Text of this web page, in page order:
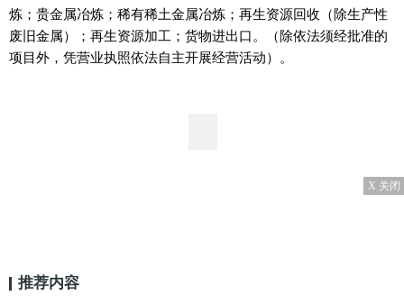
炼；贵金属冶炼；稀有稀土金属冶炼；再生资源回收（除生产性
废旧金属）；再生资源加工；货物进出口。（除依法须经批准的
项目外，凭营业执照依法自主开展经营活动）。
X 关闭
推荐内容